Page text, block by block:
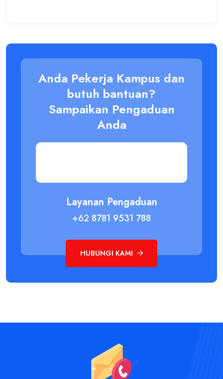
Anda Pekerja Kampus dan
butuh bantuan?
Sampaikan Pengaduan
Anda
Layanan Pengaduan
+62 8781 9531 788
HUBUNGI KAMI